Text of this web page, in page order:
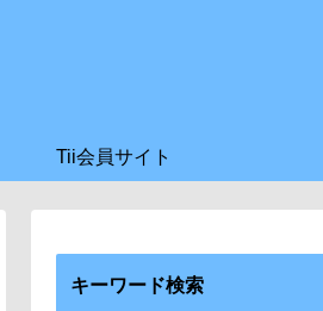
Tii会員サイト
キーワード検索